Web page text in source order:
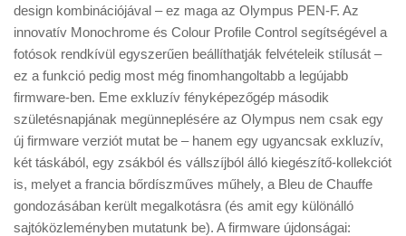
design kombinációjával – ez maga az Olympus PEN-F. Az
innovatív Monochrome és Colour Profile Control segítségével a
fotósok rendkívül egyszerűen beállíthatják felvételeik stílusát –
ez a funkció pedig most még finomhangoltabb a legújabb
firmware-ben. Eme exkluzív fényképezőgép második
születésnapjának megünneplésére az Olympus nem csak egy
új firmware verziót mutat be – hanem egy ugyancsak exkluzív,
két táskából, egy zsákból és vállszíjból álló kiegészítő-kollekciót
is, melyet a francia bőrdíszműves műhely, a Bleu de Chauffe
gondozásában került megalkotásra (és amit egy különálló
sajtóközleményben mutatunk be). A firmware újdonságai: